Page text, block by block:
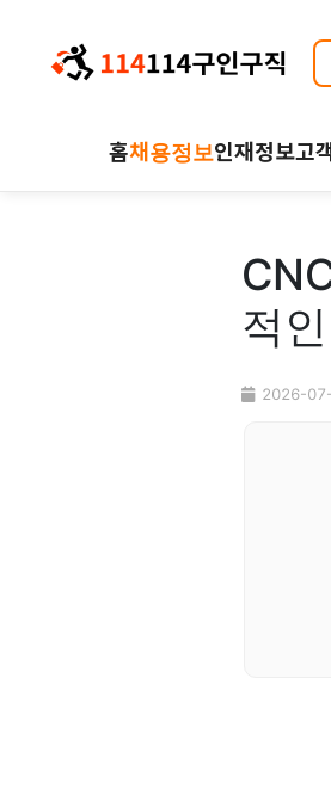
홈채용정보인재정보고
적
2026-